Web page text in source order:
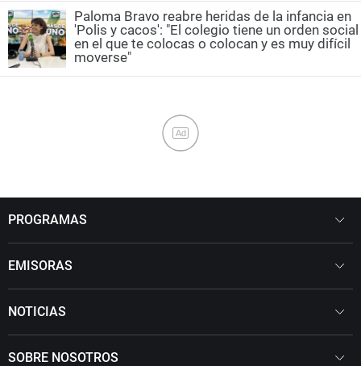
Paloma Bravo reabre heridas de la infancia en
'Polis y cacos': "El colegio tiene un orden social
en el que te colocas o colocan y es muy difícil
moverse"
Ad
PROGRAMAS
EMISORAS
NOTICIAS
SOBRE NOSOTROS